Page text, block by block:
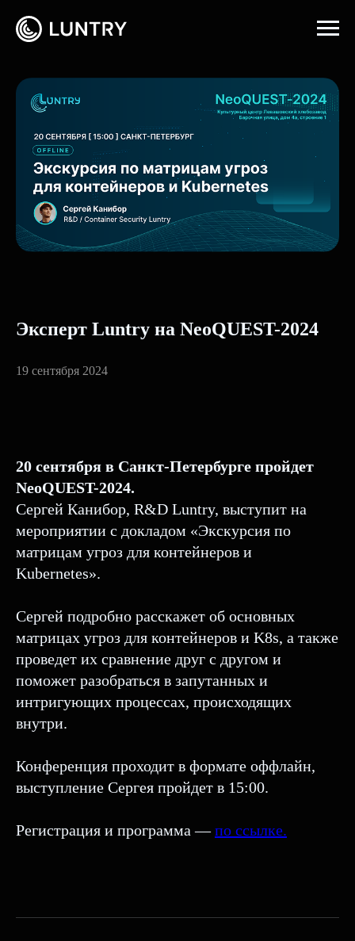
Главная → События
Эксперт Luntry на NeoQUEST-2024
19 сентября 2024
20 сентября в Санкт-Петербурге пройдет
NeoQUEST-2024.
Сергей Канибор, R&D Luntry, выступит на
мероприятии с докладом «Экскурсия по
матрицам угроз для контейнеров и
Kubernetes».
Сергей подробно расскажет об основных
матрицах угроз для контейнеров и K8s, а также
проведет их сравнение друг с другом и
поможет разобраться в запутанных и
интригующих процессах, происходящих
внутри.
Конференция проходит в формате оффлайн,
выступление Сергея пройдет в 15:00.
Регистрация и программа —по ссылке.